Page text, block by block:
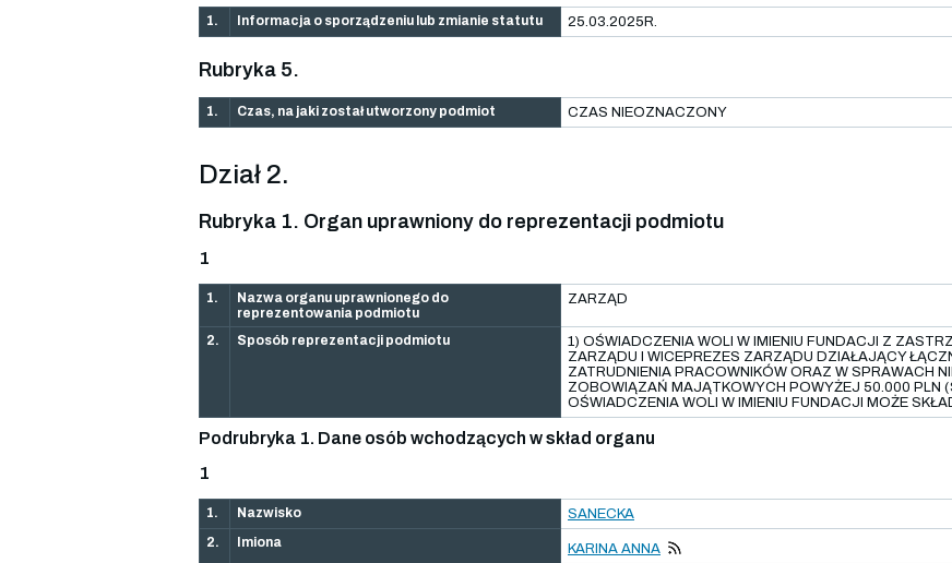
1. Informacja o sporządzeniu lub zmianie statutu 25.03.2025R.
Rubryka 5.
1. Czas, na jaki został utworzony podmiot CZAS NIEOZNACZONY
Dział 2.
Rubryka 1. Organ uprawniony do reprezentacji podmiotu
1
1.
Nazwa organu uprawnionego do
reprezentowania podmiotu
ZARZĄD
2. Sposób reprezentacji podmiotu
1) OŚWIADCZENIA WOLI W IMIENIU FUNDACJI Z
ZARZĄDU I WICEPREZES ZARZĄDU DZIAŁAJĄCY
ZATRUDNIENIA PRACOWNIKÓW ORAZ W SPRAWACH
ZOBOWIĄZAŃ MAJĄTKOWYCH POWYŻEJ 50.000 PLN
OŚWIADCZENIA WOLI W IMIENIU FUNDACJI MOŻE
Podrubryka 1. Dane osób wchodzących w skład organu
1
1. Nazwisko
SANECKA
2.
Imiona
KARINA ANNA